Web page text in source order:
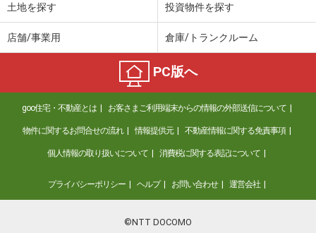
土地を探す 投資物件を探す
店舗/事業用 倉庫/トランクルーム
PC版へ
goo住宅・不動産とは お客さまご利用端末からの情報の外部送信について
物件に関するお問合せの流れ 情報提供元 不動産情報に関する免責事項
個人情報の取り扱いについて 消費税に関する表記について
プライバシーポリシー ヘルプ お問い合わせ 運営会社
©NTT DOCOMO